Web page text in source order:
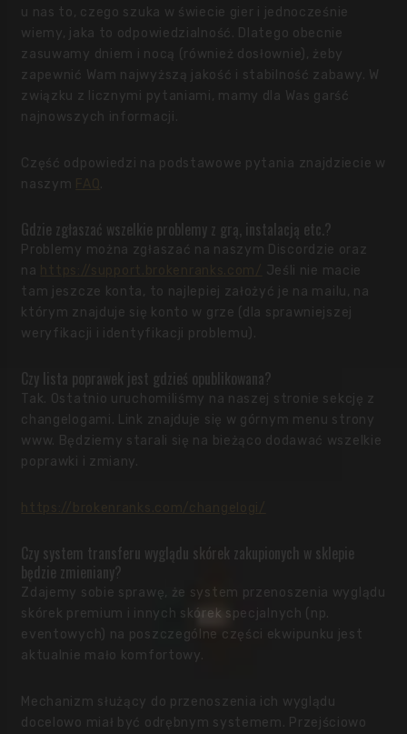
u nas to, czego szuka w świecie gier i jednocześnie
wiemy, jaka to odpowiedzialność. Dlatego obecnie
zasuwamy dniem i nocą (również dosłownie), żeby
zapewnić Wam najwyższą jakość i stabilność zabawy. W
związku z licznymi pytaniami, mamy dla Was garść
najnowszych informacji.
Część odpowiedzi na podstawowe pytania znajdziecie w
naszym
.
Gdzie zgłaszać wszelkie problemy z grą, instalacją etc.?
Problemy można zgłaszać na naszym Discordzie oraz
na
Jeśli nie macie
tam jeszcze konta, to najlepiej założyć je na mailu, na
którym znajduje się konto w grze (dla sprawniejszej
weryfikacji i identyfikacji problemu).
Czy lista poprawek jest gdzieś opublikowana?
Tak. Ostatnio uruchomiliśmy na naszej stronie sekcję z
changelogami. Link znajduje się w górnym menu strony
www. Będziemy starali się na bieżąco dodawać wszelkie
poprawki i zmiany.
Czy system transferu wyglądu skórek zakupionych w sklepie
będzie zmieniany?
Zdajemy sobie sprawę, że system przenoszenia wyglądu
skórek premium i innych skórek specjalnych (np.
eventowych) na poszczególne części ekwipunku jest
aktualnie mało komfortowy.
Mechanizm służący do przenoszenia ich wyglądu
docelowo miał być odrębnym systemem. Przejściowo